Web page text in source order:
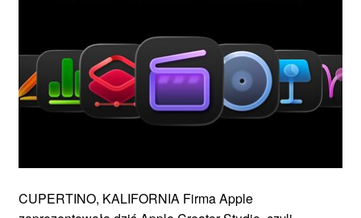
CUPERTINO, KALIFORNIA Firma Apple